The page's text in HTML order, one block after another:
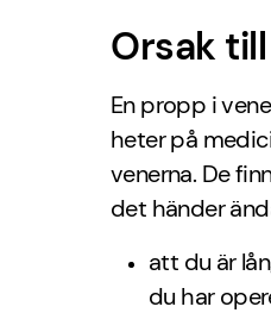
Orsak
En propp i
heter på
venerna. De
det händer
att du är
du har